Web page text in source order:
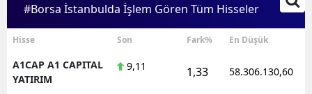
#Borsa İstanbulda İşlem Gören Tüm Hisseler
Hisse Son Fark% En Düşük
A1CAP A1 CAPITAL
YATIRIM
9,11 1,33 58.306.130,60